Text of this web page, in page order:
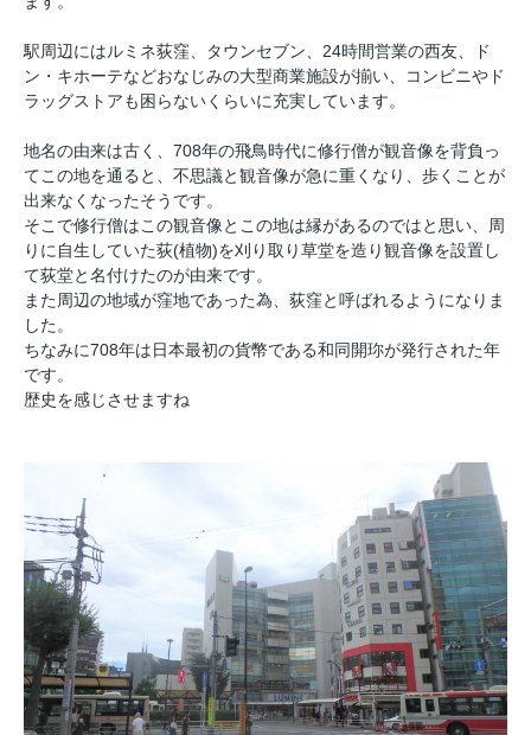
駅周辺にはルミネ荻窪、タウンセブン、24時間営業の西友、ド
ン・キホーテなどおなじみの大型商業施設が揃い、コンビニやド
ラッグストアも困らないくらいに充実しています。
地名の由来は古く、708年の飛鳥時代に修行僧が観音像を背負っ
てこの地を通ると、不思議と観音像が急に重くなり、歩くことが
出来なくなったそうです。
そこで修行僧はこの観音像とこの地は縁があるのではと思い、周
りに自生していた荻(植物)を刈り取り草堂を造り観音像を設置し
て荻堂と名付けたのが由来です。
また周辺の地域が窪地であった為、荻窪と呼ばれるようになりま
した。
ちなみに708年は日本最初の貨幣である和同開珎が発行された年
です。
歴史を感じさせますね